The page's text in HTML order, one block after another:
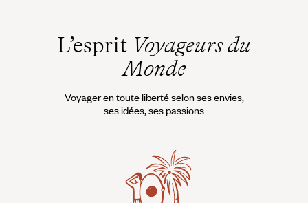
L’esprit Voyageurs du
Monde
Voyager en toute liberté selon ses envies,
ses idées, ses passions